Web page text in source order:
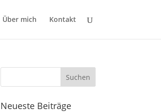
Über mich Kontakt
Neueste Beiträge